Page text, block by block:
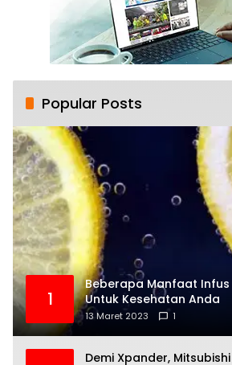
Popular Posts
1
Beberapa Manfaat Infus
Untuk Kesehatan Anda
13 Maret 2023 1
Demi Xpander,